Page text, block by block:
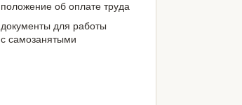
положение об оплате труда
документы для работы
с самозанятыми